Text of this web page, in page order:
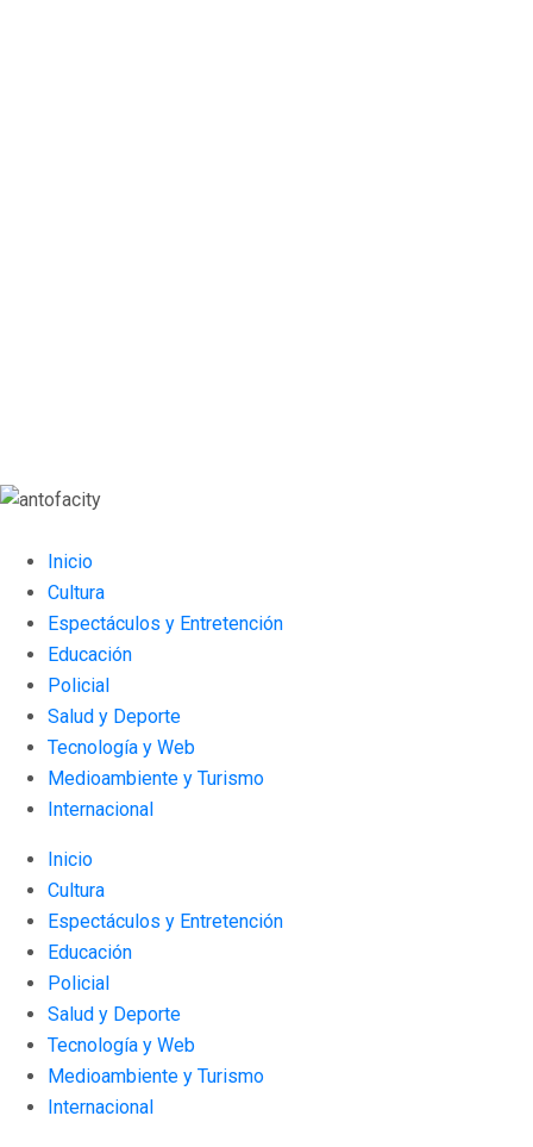
Inicio
Cultura
Espectáculos y Entretención
Educación
Policial
Salud y Deporte
Tecnología y Web
Medioambiente y Turismo
Internacional
Inicio
Cultura
Espectáculos y Entretención
Educación
Policial
Salud y Deporte
Tecnología y Web
Medioambiente y Turismo
Internacional